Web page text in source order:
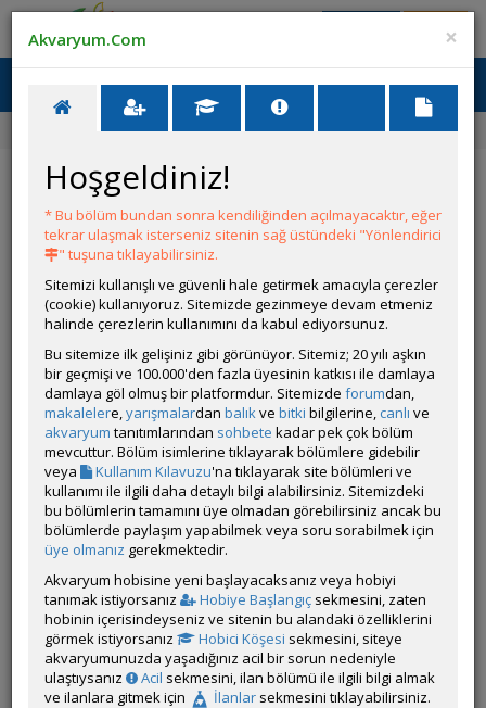
Ana Menü
Akvaryum Tanıtımı Yeni Bir Kurulum
Yeni Bir Kurulum
YANIT YAZ Git
yhackup
Çevrim Dışı
Gönderim Zamanı:14 Nisan 2026 16:06
Ölçüler: 35 cm Küp
Canlı Türleri:
Mustard Gas Renk Betta
Karides,
CAE,
Bronz Çöpçü
Tankın Yaşı: 14.01.2026
Filtrasyon : SunSun Hbl-501 Filtre
Işıklandırma: Orion M1 Led (18 beyaz , 4 kırmızı 2 mavi) 12 Watt
Kum: Master Soil Toprak
×
Akvaryum.Com
Hoşgeldiniz!
* Bu bölüm bundan sonra kendiliğinden açılmayacaktır, eğer
tekrar ulaşmak isterseniz sitenin sağ üstündeki "Yönlendirici
" tuşuna tıklayabilirsiniz.
Sitemizi kullanışlı ve güvenli hale getirmek amacıyla çerezler
(cookie) kullanıyoruz. Sitemizde gezinmeye devam etmeniz
halinde çerezlerin kullanımını da kabul ediyorsunuz.
Bu sitemize ilk gelişiniz gibi görünüyor. Sitemiz; 20 yılı aşkın
bir geçmişi ve 100.000'den fazla üyesinin katkısı ile damlaya
damlaya göl olmuş bir platformdur. Sitemizde forumdan,
makalelere,yarışmalardan balıkve bitki bilgilerine, canlı ve
akvaryum tanıtımlarından sohbete kadar pek çok bölüm
mevcuttur. Bölüm isimlerine tıklayarak bölümlere gidebilir
veya
Kullanım Kılavuzu'na tıklayarak site bölümleri ve
kullanımı ile ilgili daha detaylı bilgi alabilirsiniz. Sitemizdeki
bu bölümlerin tamamını üye olmadan görebilirsiniz ancak bu
bölümlerde paylaşım yapabilmek veya soru sorabilmek için
üye olmanız gerekmektedir.
Akvaryum hobisine yeni başlayacaksanız veya hobiyi
tanımak istiyorsanız
Hobiye Başlangıç sekmesini, zaten
hobinin içerisindeyseniz ve sitenin bu alandaki özelliklerini
görmek istiyorsanız
Hobici Köşesi sekmesini, siteye
akvaryumunuzda yaşadığınız acil bir sorun nedeniyle
ulaştıysanız
Acil sekmesini, ilan bölümü ile ilgili bilgi almak
ve ilanlara gitmek için
İlanlar sekmesini tıklayabilirsiniz.